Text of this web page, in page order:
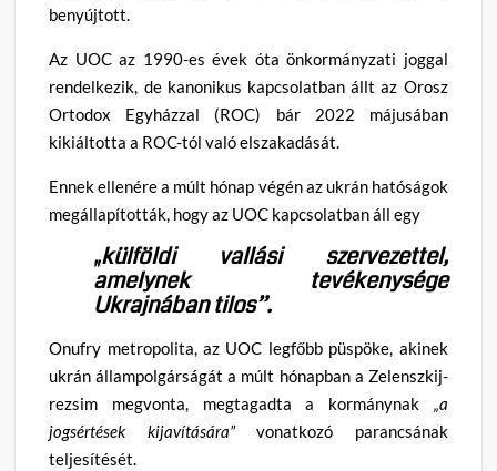
benyújtott.
Az UOC az 1990-es évek óta önkormányzati joggal
rendelkezik, de kanonikus kapcsolatban állt az Orosz
Ortodox Egyházzal (ROC) bár 2022 májusában
kikiáltotta a ROC-tól való elszakadását.
Ennek ellenére a múlt hónap végén az ukrán hatóságok
megállapították, hogy az UOC kapcsolatban áll egy
„külföldi vallási szervezettel,
amelynek tevékenysége
Ukrajnában tilos”.
Onufry metropolita, az UOC legfőbb püspöke, akinek
ukrán állampolgárságát a múlt hónapban a Zelenszkij-
rezsim megvonta, megtagadta a kormánynak „a
jogsértések kijavítására”vonatkozó parancsának
teljesítését.